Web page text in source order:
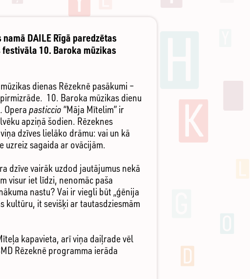
DAILE Rīgā paredzētas
10. Baroka mūzikas
dienas Rēzeknē pasākumi –
pirmizrāde. 10. Baroka mūzikas dienu
Opera pasticcio “Māja Mītelim” ir
apziņā šodien. Rēzeknes
dzīves lielāko drāmu: vai un kā
uzreiz sagaida ar ovācijām.
dzīve vairāk uzdod jautājumus nekā
visur iet līdzi, nenomāc paša
nastu? Vai ir viegli būt „ģēnija
kultūru, it sevišķi ar tautasdziesmām
kapavieta, arī viņa daiļrade vēl
Rēzeknē programma ierāda